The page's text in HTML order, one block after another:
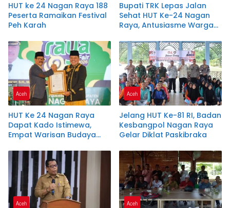
HUT ke 24 Nagan Raya 188
Peserta Ramaikan Festival
Peh Karah
Bupati TRK Lepas Jalan
Sehat HUT Ke-24 Nagan
Raya, Antusiasme Warga
Aceh
HUT Ke 24 Nagan Raya
Dapat Kado Istimewa,
Empat Warisan Budaya
Aceh
Jelang HUT Ke-81 RI, Badan
Kesbangpol Nagan Raya
Gelar Diklat Paskibraka
Aceh Aceh